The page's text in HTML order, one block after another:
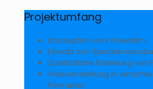
Projektumfang
Konzeption von Videofilm.
Einsatz von
Zusätztliche Erstellung von
Videoerstellung in
Formaten